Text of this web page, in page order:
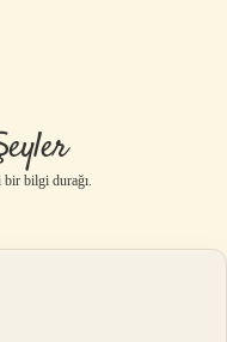
bir bilgi durağı.